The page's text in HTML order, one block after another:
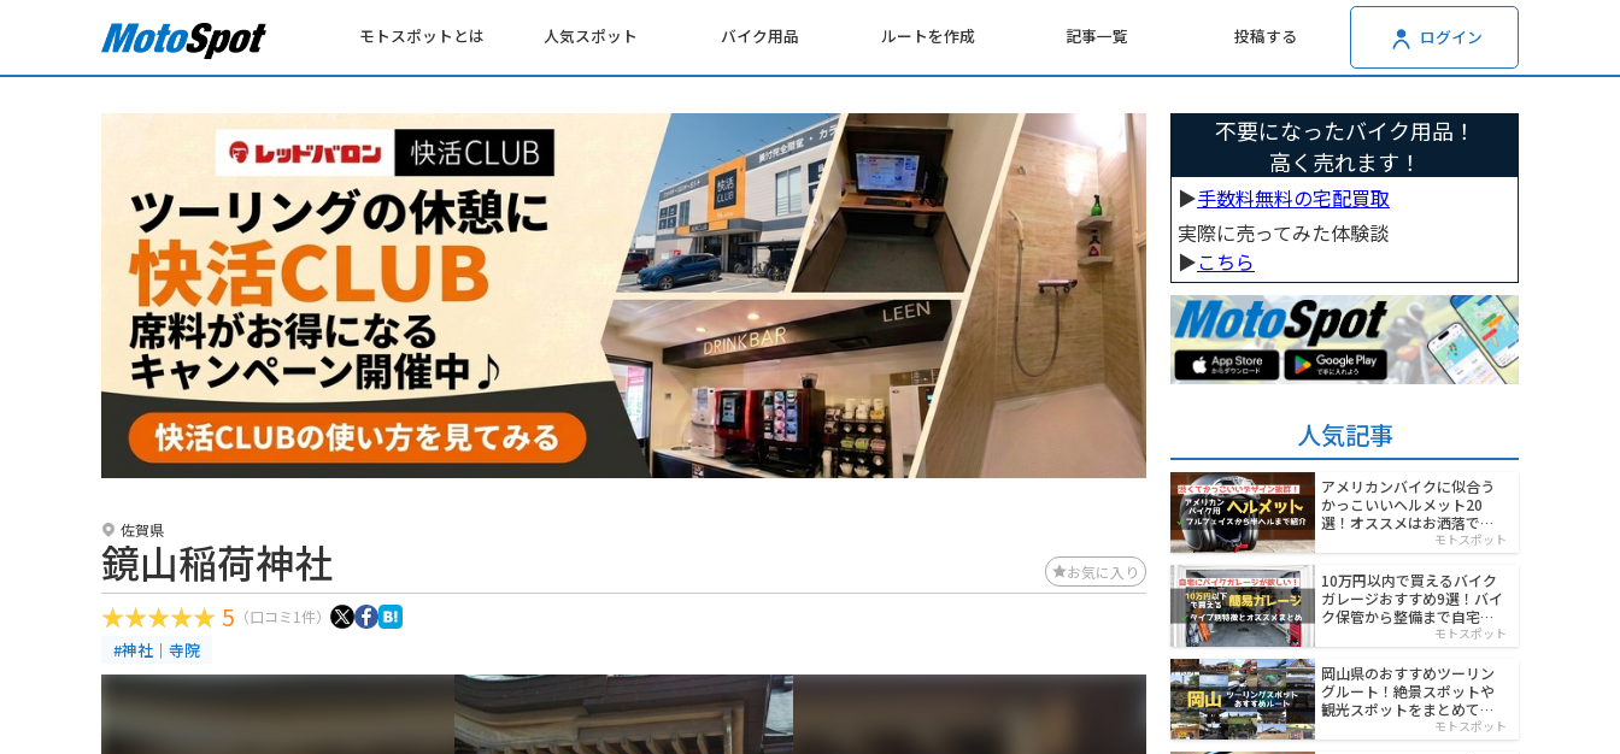
モトスポットとは 人気スポット バイク用品 ルートを作成 記事一覧 投稿する ログイン
佐賀県
鏡山稲荷神社 お気に入り
5 （口コミ1件）
#神社｜寺院
不要になったバイク用品！
高く売れます！
▶︎手数料無料の宅配買取
実際に売ってみた体験談
▶︎こちら
人気記事
アメリカンバイクに似合う
かっこいいヘルメット20
選！オススメはお洒落でワ
モトスポット
10万円以内で買えるバイク
ガレージおすすめ9選！バイ
ク保管から整備まで自宅で
モトスポット
岡山県のおすすめツーリン
グルート！絶景スポットや
観光スポットをまとめて紹
モトスポット